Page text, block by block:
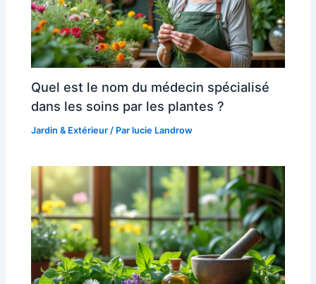
Quel est le nom du médecin spécialisé
dans les soins par les plantes ?
Jardin & Extérieur / Parlucie Landrow